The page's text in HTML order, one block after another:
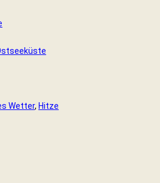
Wetter, Hitze